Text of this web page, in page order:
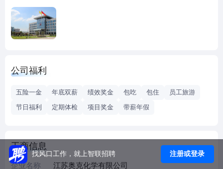
车、纺织印染等领域创造美好，带来希望。 三十年来，目标
如一， 持之以恒 ，公司经营业绩始终保持持续高速增长。
1992年，奥克成立，2000年，股份转制；2010年，成功上
品牌评估价值51.3亿元，拥有211项专利，聚醚单体入围全国
家级企业技术中心等荣誉绘就出奥克成长的完美曲线！
公司福利
五险一金 年底双薪 绩效奖金 包吃 包住
员工旅游
节日福利
定期体检 项目奖金 带薪年假
工商信息
企业名称 江苏奥克化学有限公司
找风口工作，就上智联招聘 注册或登录